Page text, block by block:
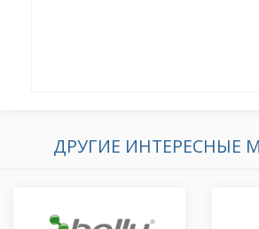
ДРУГИЕ ИНТЕРЕСНЫЕ